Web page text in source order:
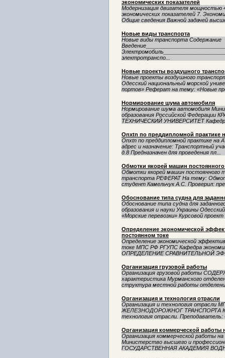
экономических показателей
Модернизация двигателя мощностью
экономических показателей 7.
Общие сведения Важной задачей
Новые виды транспорта
Новые виды транспорта Содержание
электротранспо...
Новые проекты воздушного
Новые проекты воздушного
Одесский национальный морской
портов» Реферат на тему: «Новые
Нормирование шума автомобиля
Нормирование шума автомобиля
образования Российской
ТЕХНИЧЕСКИЙ УНИВЕРСИТЕТ Кафедра
Оnxtn по преддипломной практике
Оnxtn по преддипломной практике на
адрес и назначение: Транспортный
д.8 Предназначен для проведения пл...
Обмотки якорей машин постоянного
Обмотки якорей машин постоянного
транспорта РЕФЕРАТ На тему:
студент Камельчук А.С. Проверил:
Обоснование типа судна для
Обоснование типа судна для
образования и науки Украины
«Морские перевозки» Курсовой
Определение экономической
постоянном токе
Определение экономической
токе МПС РФ РГУПС Кафедра
ОПРЕДЕЛЕНИЕ СРАВНИТЕЛЬНОЙ
Организация грузовой работы
Организация грузовой работы
характеристика Мурманского
структура местной работы
Организация и технология отрасли
Организация и технология
ЖЕЛЕЗНОДОРОЖНОГ ТРАНСПОРТА
технология отрасли.
Организация коммерческой работы
Организация коммерческой работы
Министерство высшего и
ГОСУДАРСТВЕННАЯ АКАДЕМИЯ